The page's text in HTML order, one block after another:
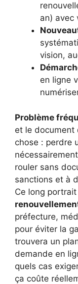
an) avec
vision,
en ligne
Problème
et le document
chose : perdre
rouler sans
sanctions et à
Ce long
préfecture,
pour éviter la
trouvera un
demande en
quels cas
ça coûte